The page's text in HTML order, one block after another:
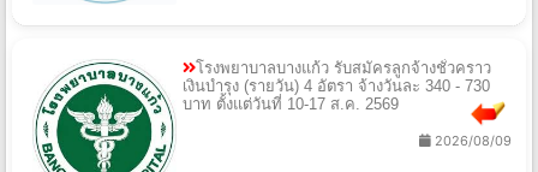
โรงพยาบาลบางแก้ว รับสมัครลูกจ้างชั่วคราว
เงินบำรุง (รายวัน) 4 อัตรา จ้างวันละ 340 - 730
บาท ตั้งแต่วันที่ 10-17 ส.ค. 2569
2026/08/09